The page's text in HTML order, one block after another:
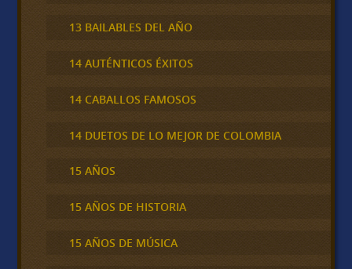
13 BAILABLES DEL AÑO
14 AUTÉNTICOS ÉXITOS
14 CABALLOS FAMOSOS
14 DUETOS DE LO MEJOR DE COLOMBIA
15 AÑOS
15 AÑOS DE HISTORIA
15 AÑOS DE MÚSICA